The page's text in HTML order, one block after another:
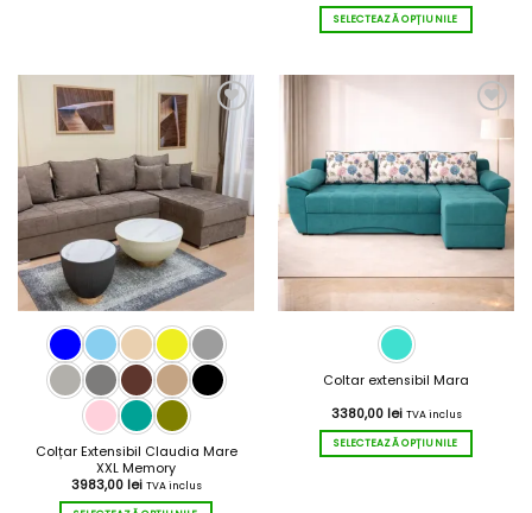
variații.
Opțiunile
fi
alese
în
pagina
produsului.
SELECTEAZĂ OPȚIUNILE
Opțiunile
pot
fi
alese
în
produsului.
Colțar Extensibil Claudia Mare
XXL Memory
3983,00 lei TVA inclus
Coltar extensibil Mara
3380,00 lei TVA inclus
SELECTEAZĂ OPȚIUNILE